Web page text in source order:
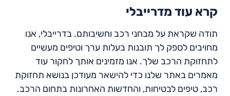
קרא עוד מדרייבלי
תודה שקראת על מבחני רכב וחשיבותם. בדרייבלי, אנו
מחויבים לספק לך תובנות בעלות ערך וטיפים מעשיים
לתחזוקת הרכב שלך. אנו מזמינים אותך לחקור עוד
מאמרים באתר שלנו כדי להישאר מעודכן בנושא תחזוקת
רכב, טיפים לבטיחות, והחדשות האחרונות בתחום הרכב.